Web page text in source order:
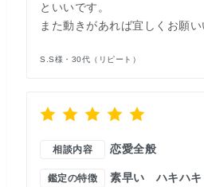
といいです。
また動きがあれば宜しくお願い
S.S様・30代（リピート）
相談内容 恋愛全般
鑑定の特徴 素早い ハキハキ